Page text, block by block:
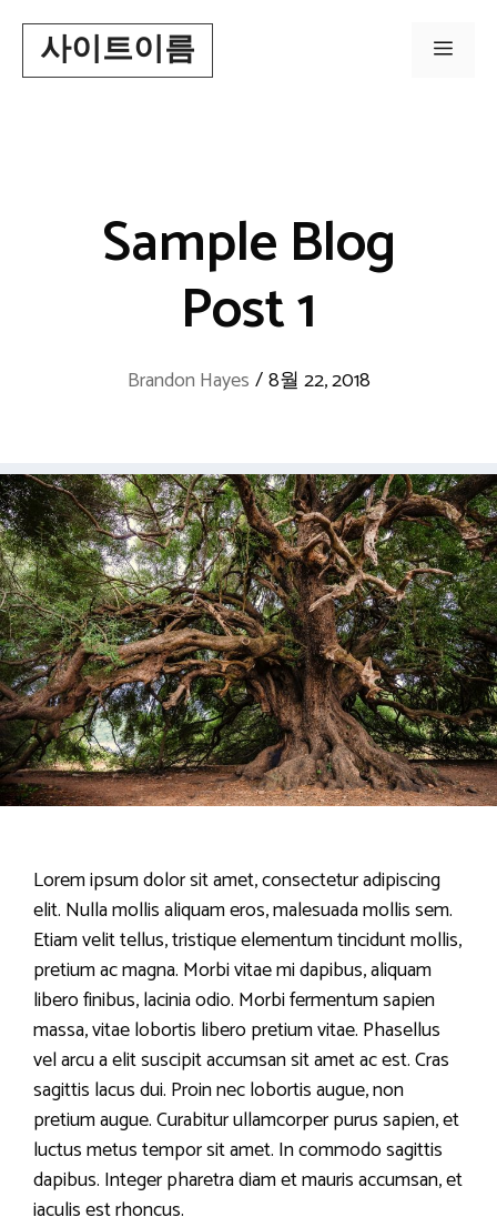
content사이트이름 Menu
Sample Blog
Post 1
Brandon Hayes /8월 22, 2018
Lorem ipsum dolor sit amet, consectetur adipiscing
elit. Nulla mollis aliquam eros, malesuada mollis sem.
Etiam velit tellus, tristique elementum tincidunt mollis,
pretium ac magna. Morbi vitae mi dapibus, aliquam
libero finibus, lacinia odio. Morbi fermentum sapien
massa, vitae lobortis libero pretium vitae. Phasellus
vel arcu a elit suscipit accumsan sit amet ac est. Cras
sagittis lacus dui. Proin nec lobortis augue, non
pretium augue. Curabitur ullamcorper purus sapien, et
luctus metus tempor sit amet. In commodo sagittis
dapibus. Integer pharetra diam et mauris accumsan, et
iaculis est rhoncus.